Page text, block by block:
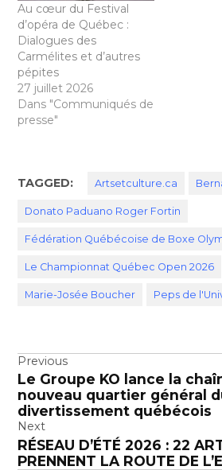
Au cœur du Festival
d’opéra de Québec :
Dialogues des
Carmélites et d’autres
pépites
27 juillet 2026
Dans "Communiqués de
presse"
TAGGED: Artsetculture.ca
Donato Paduano Roger Fortin
Fédération Québécoise de Boxe
Le Championnat Québec Open 2026
Marie-Josée Boucher Peps de
Navigation
de
l’article
Previous
Le Groupe KO lance la
nouveau quartier général
divertissement québécois
Next
RÉSEAU D’ÉTÉ 2026 : 22
PRENNENT LA ROUTE DE